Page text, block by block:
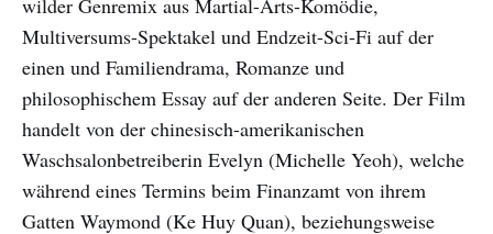
Multiversums-Spektakel und Endzeit-Sci-Fi auf der
einen und Familiendrama, Romanze und
philosophischem Essay auf der anderen Seite. Der Film
handelt von der chinesisch-amerikanischen
Waschsalonbetreiberin Evelyn (Michelle Yeoh), welche
während eines Termins beim Finanzamt von ihrem
Gatten Waymond (Ke Huy Quan), beziehungsweise